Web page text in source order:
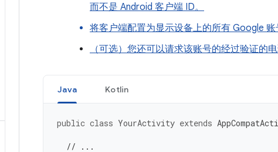
而不是 Android 客户端 ID。
将客户端配置为显示设备上的所有 Google
（可选）您还可以请求该账号的经过验证的
Java Kotlin
public class YourActivity extends
// ...